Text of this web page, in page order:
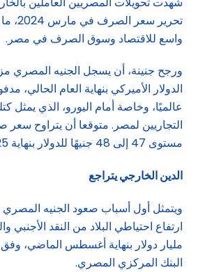
تحرير
واسع للاقتصاد وسوق الصرف في مصر.
ورجح جنينة، أن يسجل الجنيه المصري
الدولار الأميركي بنهاية العام الحالي،
عالميًا، وخاصة أمام اليورو، الذي يمثل
التجاريين لمصر. متوقعا أن يتراوح سعر
مستوى 47 إلى 48 جنيهًا للدولار بنهاية 2025.
الدين الخارجي يتراجع
ويتمثل أول أسباب صعود الجنيه المصري
مليار دولار بنهاية أغسطس الماضي، وفق
البنك المركزي المصري.